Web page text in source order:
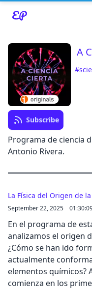
Read about our
A
Subscribe
Programa de ciencia
Antonio Rivera.
La Física del Origen de
September 22, 2025
En el programa de
analizamos el origen
¿Cómo se han ido
actualmente
elementos químicos?
comienza en los